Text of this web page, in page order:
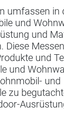
umfassen in
und
und
Diese
und
und
und
zu